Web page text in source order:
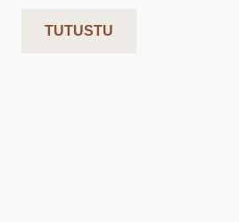
TUTUSTU